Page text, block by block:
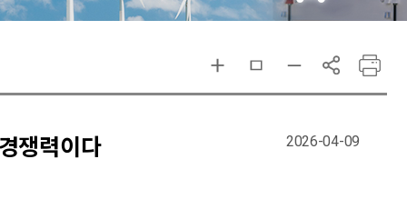
쟁력이다 2026-04-09